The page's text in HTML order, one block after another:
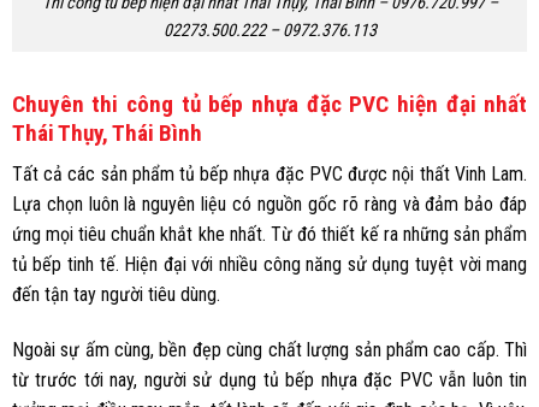
02273.500.222 – 0972.376.113
Chuyên thi công tủ bếp nhựa đặc PVC hiện đại nhất
Thái Thụy, Thái Bình
Tất cả các sản phẩm tủ bếp nhựa đặc PVC được nội thất Vinh Lam.
Lựa chọn luôn là nguyên liệu có nguồn gốc rõ ràng và đảm bảo đáp
ứng mọi tiêu chuẩn khắt khe nhất. Từ đó thiết kế ra những sản phẩm
tủ bếp tinh tế. Hiện đại với nhiều công năng sử dụng tuyệt vời mang
đến tận tay người tiêu dùng.
Ngoài sự ấm cùng, bền đẹp cùng chất lượng sản phẩm cao cấp. Thì
từ trước tới nay, người sử dụng tủ bếp nhựa đặc PVC vẫn luôn tin